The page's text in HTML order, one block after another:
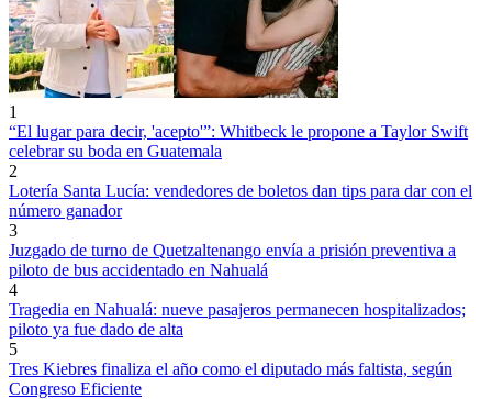
1
“El lugar para decir, 'acepto'”: Whitbeck le propone a Taylor Swift
celebrar su boda en Guatemala
2
Lotería Santa Lucía: vendedores de boletos dan tips para dar con el
número ganador
3
Juzgado de turno de Quetzaltenango envía a prisión preventiva a
piloto de bus accidentado en Nahualá
4
Tragedia en Nahualá: nueve pasajeros permanecen hospitalizados;
piloto ya fue dado de alta
5
Tres Kiebres finaliza el año como el diputado más faltista, según
Congreso Eficiente